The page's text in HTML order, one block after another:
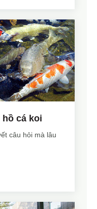
hồ cá koi
câu hỏi mà lâu